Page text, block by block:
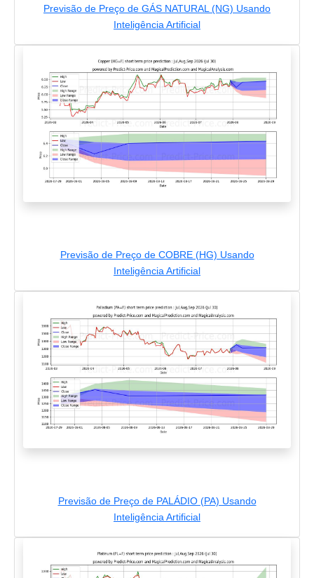
Previsão de Preço de GÁS NATURAL (NG) Usando
Inteligência Artificial
Previsão de Preço de COBRE (HG) Usando
Inteligência Artificial
Previsão de Preço de PALÁDIO (PA) Usando
Inteligência Artificial